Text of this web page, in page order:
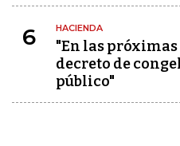
6 HACIENDA
"En las
decreto de
público"